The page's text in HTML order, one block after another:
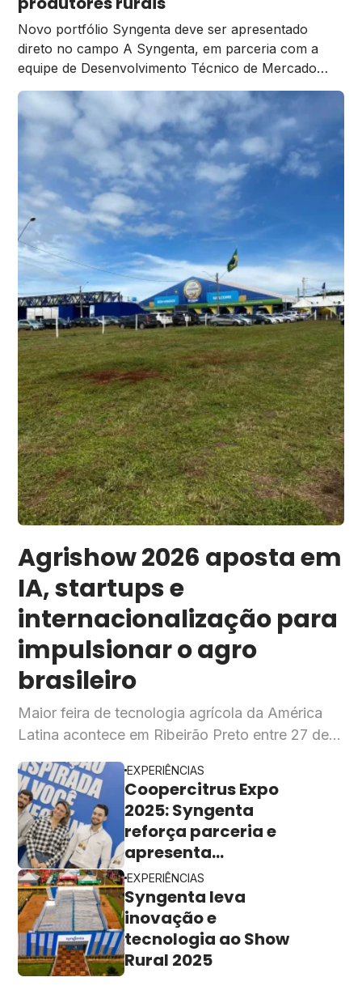
evento representou uma oportunidade […]
Novo portfólio Syngenta deve ser apresentado
direto no campo A Syngenta, em parceria com a
equipe de Desenvolvimento Técnico de Mercado
(DTM), está realizando uma série de encontros no
campo. O objetivo é para apresentar as inovações
tecnológicas que podem transformar a agricultura
brasileira. A iniciativa, chamada Polo de Tecnologia,
oferece treinamentos práticos e demonstrações […]
Agrishow 2026 aposta em
IA, startups e
internacionalização para
impulsionar o agro
brasileiro
Maior feira de tecnologia agrícola da América
Latina acontece em Ribeirão Preto entre 27 de
visitantes de 50 países
EXPERIÊNCIAS
Coopercitrus Expo
2025: Syngenta
reforça parceria e
apresenta
tecnologias
inovadoras
EXPERIÊNCIAS
Syngenta leva
inovação e
tecnologia ao Show
Rural 2025